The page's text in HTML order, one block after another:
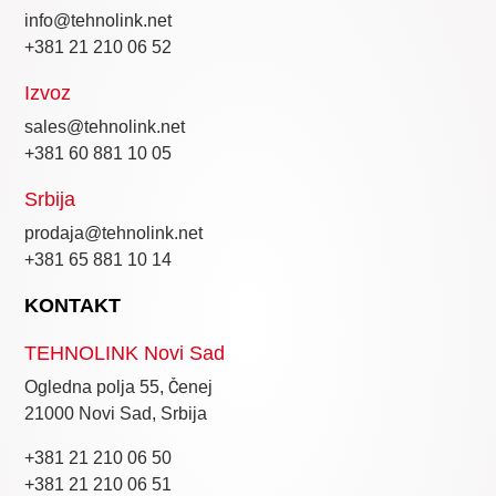
info@tehnolink.net
+381 21 210 06 52
Izvoz
sales@tehnolink.net
+381 60 881 10 05
Srbija
prodaja@tehnolink.net
+381 65 881 10 14
KONTAKT
TEHNOLINK Novi Sad
Ogledna polja 55, Čenej
21000 Novi Sad, Srbija
+381 21 210 06 50
+381 21 210 06 51